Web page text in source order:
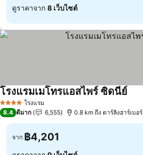
ดูราคาจาก 8 เว็บไซต์
4 ดาว โรงแรม
โรงแรมเมโทรแอสไพร์ ซิดนีย์
8.4 ดีมาก 6,555 0.8 km ถึง ดาร์ลิงฮาร์เบอร์
จาก ฿4,201